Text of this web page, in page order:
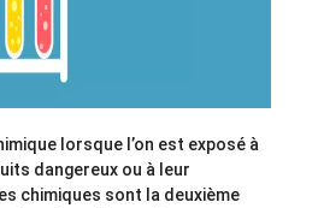
lorsque l’on est exposé à
dangereux ou à leur
chimiques sont la deuxième